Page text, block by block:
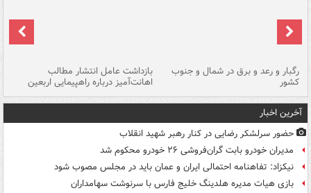
رگبار و رعد و برق در شمال و جنوب
کشور
بازداشت عامل انتشار مطالب
اهانت‌آمیز درباره راهپیمایی اربعین
آخرین اخبار
حضور سرلشکر رضایی در کنار رهبر شهید انقلاب
مدیران خودرو بابت گران‌فروشی ۲۶ خودرو محکوم شد
نیکزاد: تفاهنامه احتمالی ایران و عمان باید در مجلس مصوب شود
بازی هیات مدیره هلدینگ خلیج فارس با سرنوشت سهامداران